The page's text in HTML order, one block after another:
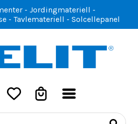
- Jordingmateriell -
- Tavlemateriell - Solcellepanel